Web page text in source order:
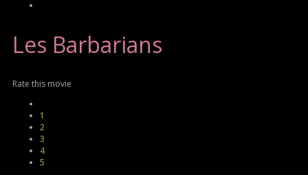
Les Barbarians
Rate this movie
1
2
3
4
5